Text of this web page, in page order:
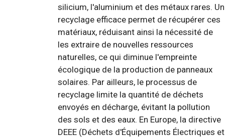
silicium, l'aluminium et des métaux rares. Un
recyclage efficace permet de récupérer ces
matériaux, réduisant ainsi la nécessité de
les extraire de nouvelles ressources
naturelles, ce qui diminue l'empreinte
écologique de la production de panneaux
solaires. Par ailleurs, le processus de
recyclage limite la quantité de déchets
envoyés en décharge, évitant la pollution
des sols et des eaux. En Europe, la directive
DEEE (Déchets d'Équipements Électriques et